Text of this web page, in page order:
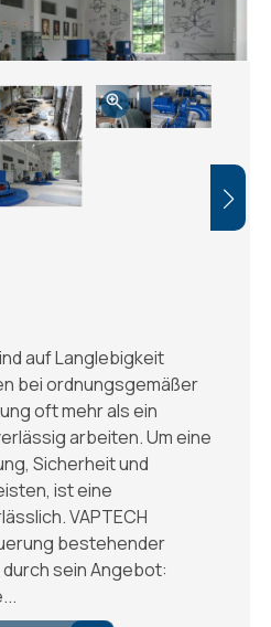
auf Langlebigkeit
bei ordnungsgemäßer
oft mehr als ein
arbeiten. Um eine
Sicherheit und
ist eine
VAPTECH
bestehender
sein Angebot: